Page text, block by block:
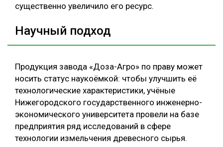
существенно увеличило его ресурс.
Научный подход
Продукция завода «Доза-Агро» по праву может
носить статус наукоёмкой: чтобы улучшить её
технологические характеристики, учёные
Нижегородского государственного инженерно-
экономического университета провели на базе
предприятия ряд исследований в сфере
технологии измельчения древесного сырья.